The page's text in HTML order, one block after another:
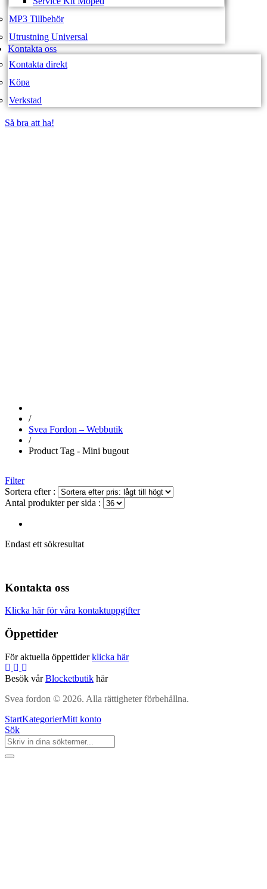
MP3 Tillbehör
Utrustning Universal
Kontakta oss
Kontakta direkt
Köpa
Verkstad
Så bra att ha!
/
Svea Fordon – Webbutik
/
Product Tag - Mini bugout
Filter
Sortera efter :
Antal produkter per sida :
Endast ett sökresultat
Kontakta oss
Klicka här för våra kontaktuppgifter
Öppettider
För aktuella öppettiderklicka här
Besök vårBlocketbutik här
Svea fordon © 2026. Alla rättigheter förbehållna.
StartKategorierMitt konto
Sök